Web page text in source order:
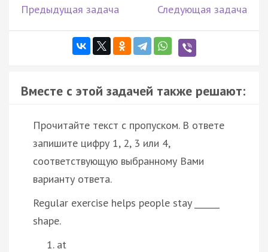
Предыдущая задача Следующая задача
Вместе с этой задачей также решают:
Прочитайте текст с пропуском. В ответе
запишите цифру 1, 2, 3 или 4,
соответствующую выбранному Вами
варианту ответа.
Regular exercise helps people stay ______
shape.
at